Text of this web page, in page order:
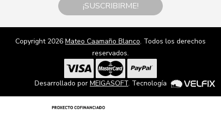
¡SUSCRIBIRME!
Copyright 2026 Mateo Caamaño Blanco. Todos los derechos
reservados.
Desarrollado por MEIGASOFT. Tecnología